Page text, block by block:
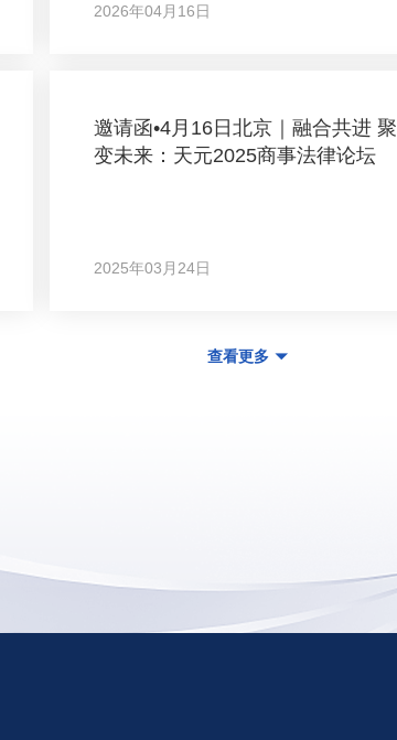
2026年04月16日
邀请函•4月16日北京｜融合共进 聚
变未来：天元2025商事法律论坛
2025年03月24日
查看更多